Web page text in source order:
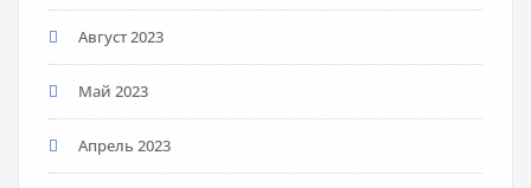
Август 2023
Май 2023
Апрель 2023